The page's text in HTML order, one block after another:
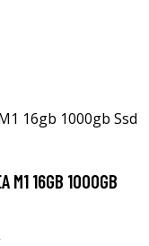
M1 16GB 1000GB